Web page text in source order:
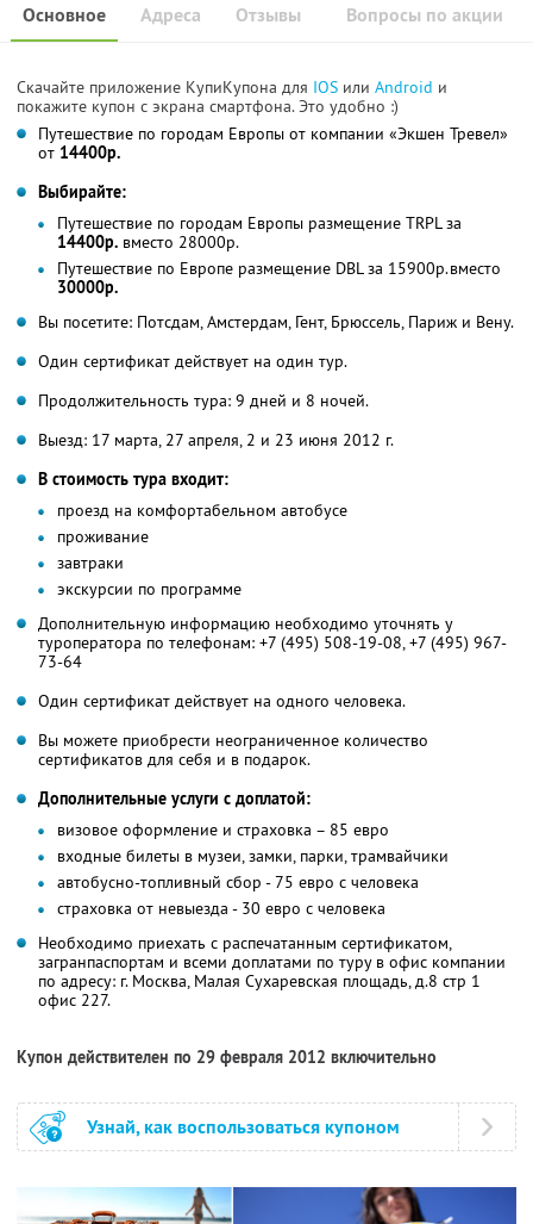
Основное Отзывы Вопросы по акции
Адреса
Скачайте приложение КупиКупона для IOS или Android и
покажите купон с экрана смартфона. Это удобно :)
Путешествие по городам Европы от компании «Экшен Тревел»
от 14400р.
Выбирайте:
Путешествие по городам Европы размещение TRPL за
14400р. вместо 28000р.
Путешествие по Европе размещение DBL за 15900р.вместо
30000р.
Вы посетите: Потсдам, Амстердам, Гент, Брюссель, Париж и Вену.
Один сертификат действует на один тур.
Продолжительность тура: 9 дней и 8 ночей.
Выезд: 17 марта, 27 апреля, 2 и 23 июня 2012 г.
В стоимость тура входит:
проезд на комфортабельном автобусе
проживание
завтраки
экскурсии по программе
Дополнительную информацию необходимо уточнять у
туроператора по телефонам: +7 (495) 508-19-08, +7 (495) 967-
73-64
Один сертификат действует на одного человека.
Вы можете приобрести неограниченное количество
сертификатов для себя и в подарок.
Дополнительные услуги с доплатой:
визовое оформление и страховка – 85 евро
входные билеты в музеи, замки, парки, трамвайчики
автобусно-топливный сбор - 75 евро с человека
страховка от невыезда - 30 евро с человека
Необходимо приехать с распечатанным сертификатом,
загранпаспортам и всеми доплатами по туру в офис компании
по адресу: г. Москва, Малая Сухаревская площадь, д.8 стр 1
офис 227.
Купон действителен по 29 февраля 2012 включительно
Узнай, как воспользоваться купоном